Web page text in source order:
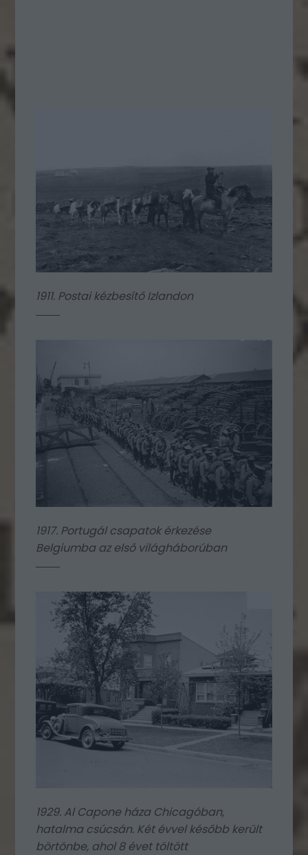
1911. Postai kézbesítő Izlandon
1917. Portugál csapatok érkezése
Belgiumba az első világháborúban
1929. Al Capone háza Chicagóban,
hatalma csúcsán. Két évvel később került
börtönbe, ahol 8 évet töltött